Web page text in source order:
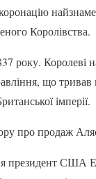
Королівства.
року. Королеві
що
імперії.
про продаж
президент США